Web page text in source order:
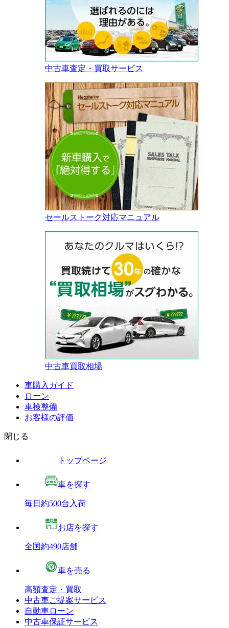
中古車査定・買取サービス
セールストーク対応マニュアル
中古車買取相場
車購入ガイド
ローン
車検整備
お客様の評価
閉じる
トップページ
車を探す
毎日約500台入荷
お店を探す
全国約490店舗
車を売る
高額査定・買取
中古車ご提案サービス
自動車ローン
中古車保証サービス